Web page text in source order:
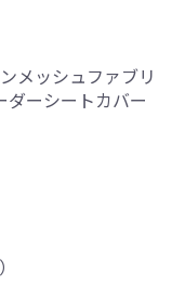
メッシュファブリ
ーシートカバー